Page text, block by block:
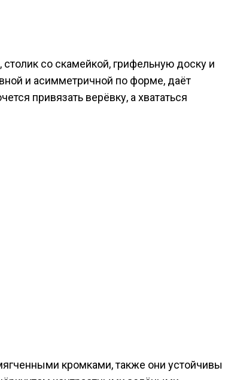
со скамейкой, грифельную доску и
и асимметричной по форме, даёт
привязать верёвку, а хвататься
кромками, также они устойчивы